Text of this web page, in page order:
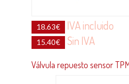
18.63€ IVA incluido
15.40€ Sin IVA
Válvula repuesto sensor